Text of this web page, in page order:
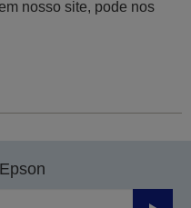
nosso site, pode nos